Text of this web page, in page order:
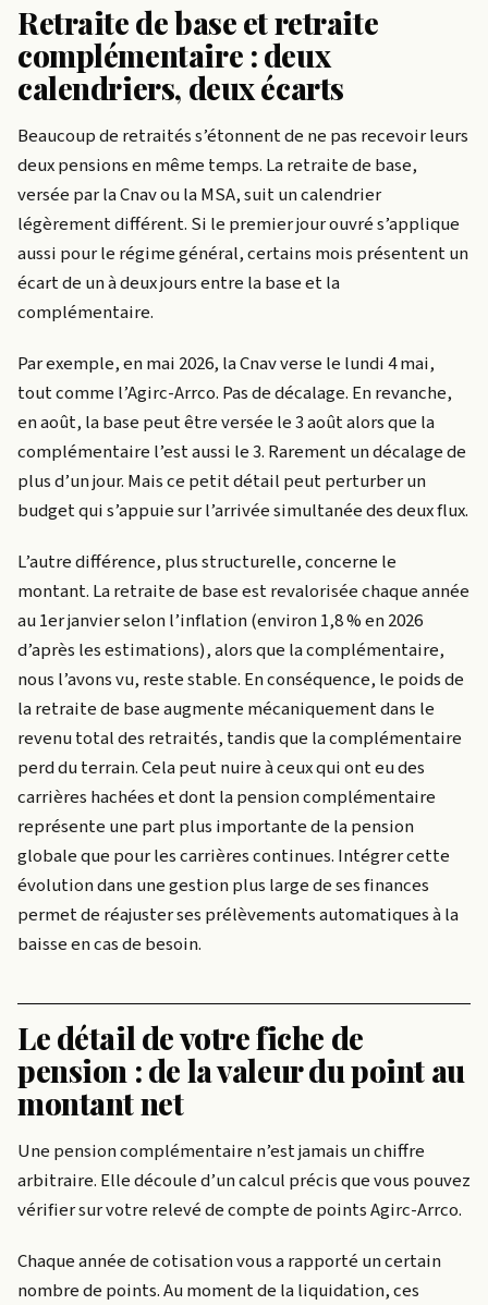
Retraite de base et retraite
complémentaire : deux
calendriers, deux écarts
Beaucoup de retraités s’étonnent de ne pas recevoir leurs
deux pensions en même temps. La retraite de base,
versée par la Cnav ou la MSA, suit un calendrier
légèrement différent. Si le premier jour ouvré s’applique
aussi pour le régime général, certains mois présentent un
écart de un à deux jours entre la base et la
complémentaire.
Par exemple, en mai 2026, la Cnav verse le lundi 4 mai,
tout comme l’Agirc-Arrco. Pas de décalage. En revanche,
en août, la base peut être versée le 3 août alors que la
complémentaire l’est aussi le 3. Rarement un décalage de
plus d’un jour. Mais ce petit détail peut perturber un
budget qui s’appuie sur l’arrivée simultanée des deux flux.
L’autre différence, plus structurelle, concerne le
montant. La retraite de base est revalorisée chaque année
au 1er janvier selon l’inflation (environ 1,8 % en 2026
d’après les estimations), alors que la complémentaire,
nous l’avons vu, reste stable. En conséquence, le poids de
la retraite de base augmente mécaniquement dans le
revenu total des retraités, tandis que la complémentaire
perd du terrain. Cela peut nuire à ceux qui ont eu des
carrières hachées et dont la pension complémentaire
représente une part plus importante de la pension
globale que pour les carrières continues. Intégrer cette
évolution dans une gestion plus large de ses finances
permet de réajuster ses prélèvements automatiques à la
baisse en cas de besoin.
Le détail de votre fiche de
pension : de la valeur du point au
montant net
Une pension complémentaire n’est jamais un chiffre
arbitraire. Elle découle d’un calcul précis que vous pouvez
vérifier sur votre relevé de compte de points Agirc-Arrco.
Chaque année de cotisation vous a rapporté un certain
nombre de points. Au moment de la liquidation, ces